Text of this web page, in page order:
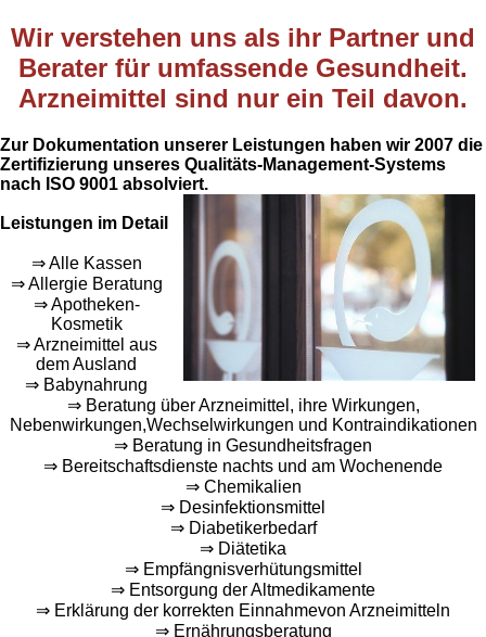
Wir verstehen uns als ihr Partner und
Berater für umfassende Gesundheit.
Arzneimittel sind nur ein Teil davon.
Zur Dokumentation unserer Leistungen haben wir 2007 die
Zertifizierung unseres Qualitäts-Management-Systems
nach ISO 9001 absolviert.
Leistungen im Detail
⇒ Alle Kassen
⇒ Allergie Beratung
⇒ Apotheken-
Kosmetik
⇒ Arzneimittel aus
dem Ausland
⇒ Babynahrung
⇒ Beratung über Arzneimittel, ihre Wirkungen,
Nebenwirkungen,Wechselwirkungen und Kontraindikationen
⇒ Beratung in Gesundheitsfragen
⇒ Bereitschaftsdienste nachts und am Wochenende
⇒ Chemikalien
⇒ Desinfektionsmittel
⇒ Diabetikerbedarf
⇒ Diätetika
⇒ Empfängnisverhütungsmittel
⇒ Entsorgung der Altmedikamente
⇒ Erklärung der korrekten Einnahmevon Arzneimitteln
⇒ Ernährungsberatung